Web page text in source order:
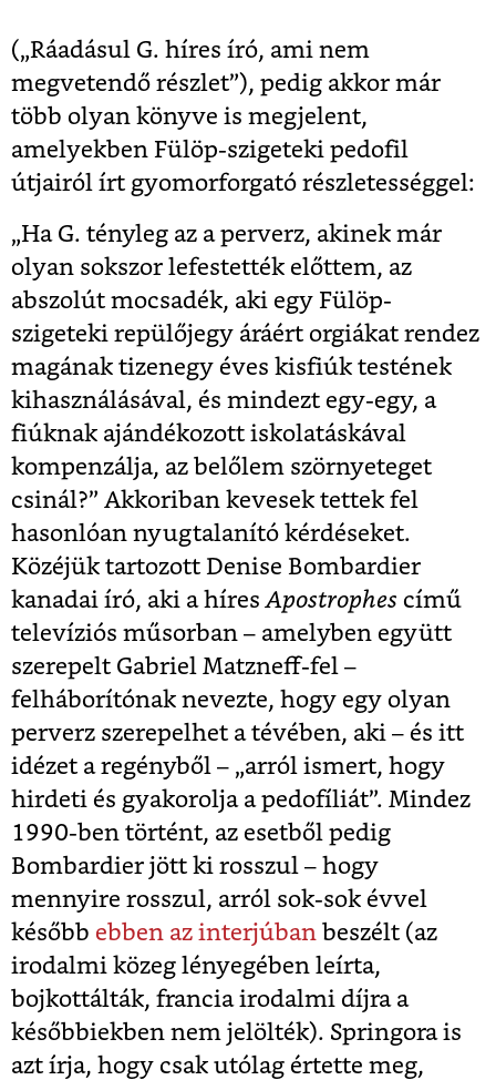
(„Ráadásul G. híres író, ami nem
megvetendő részlet”), pedig akkor már
több olyan könyve is megjelent,
amelyekben Fülöp-szigeteki pedofil
útjairól írt gyomorforgató részletességgel:
„Ha G. tényleg az a perverz, akinek már
olyan sokszor lefestették előttem, az
abszolút mocsadék, aki egy Fülöp-
szigeteki repülőjegy áráért orgiákat rendez
magának tizenegy éves kisfiúk testének
kihasználásával, és mindezt egy-egy, a
fiúknak ajándékozott iskolatáskával
kompenzálja, az belőlem szörnyeteget
csinál?” Akkoriban kevesek tettek fel
hasonlóan nyugtalanító kérdéseket.
Közéjük tartozott Denise Bombardier
kanadai író, aki a híres Apostrophes című
televíziós műsorban – amelyben együtt
szerepelt Gabriel Matzneff-fel –
felháborítónak nevezte, hogy egy olyan
perverz szerepelhet a tévében, aki – és itt
idézet a regényből – „arról ismert, hogy
hirdeti és gyakorolja a pedofíliát”. Mindez
1990-ben történt, az esetből pedig
Bombardier jött ki rosszul – hogy
mennyire rosszul, arról sok-sok évvel
később ebben az interjúban beszélt (az
irodalmi közeg lényegében leírta,
bojkottálták, francia irodalmi díjra a
későbbiekben nem jelölték). Springora is
azt írja, hogy csak utólag értette meg,